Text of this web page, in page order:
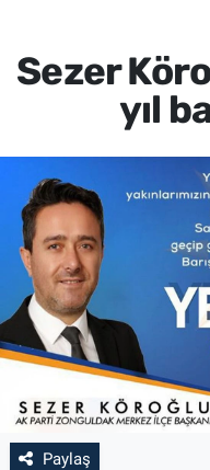
Sezer
yıl
Paylaş
SAĞLIK